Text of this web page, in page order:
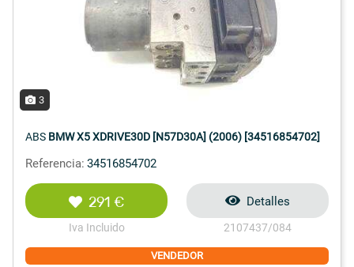
3
ABS BMW X5 XDRIVE30D [N57D30A] (2006) [34516854702]
Referencia: 34516854702
291 €
Iva Incluido
Detalles
2107437/084
VENDEDOR